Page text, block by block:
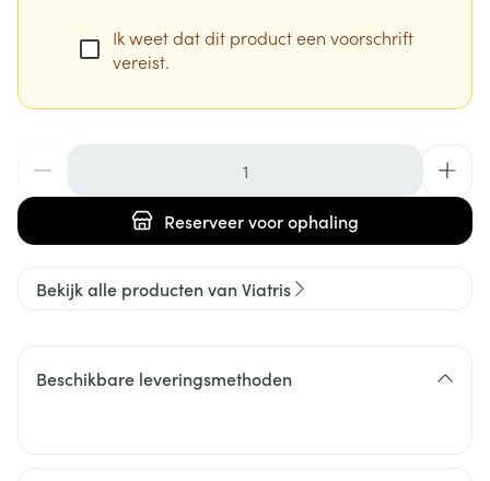
Ik weet dat dit product een voorschrift
vereist.
Reserveervoor ophaling
Bekijk alle producten van Viatris
Beschikbare leveringsmethoden